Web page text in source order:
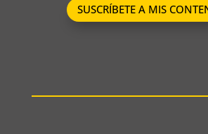
SUSCRÍBETE A MIS